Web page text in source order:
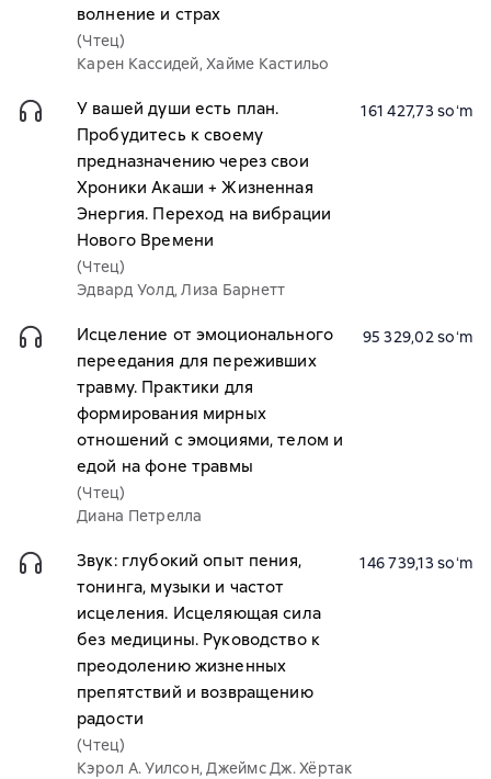
волнение и страх
(Чтец)
Карен Кассидей, Хайме Кастильо
У вашей души есть план.
Пробудитесь к своему
предназначению через свои
Хроники Акаши + Жизненная
Энергия. Переход на вибрации
Нового Времени
(Чтец)
Эдвард Уолд, Лиза Барнетт
161 427,73 soʻm
Исцеление от эмоционального
переедания для переживших
травму. Практики для
формирования мирных
отношений с эмоциями, телом и
едой на фоне травмы
(Чтец)
Диана Петрелла
95 329,02 soʻm
Звук: глубокий опыт пения,
тонинга, музыки и частот
исцеления. Исцеляющая сила
без медицины. Руководство к
преодолению жизненных
препятствий и возвращению
радости
(Чтец)
Кэрол А. Уилсон, Джеймс Дж. Хёртак
146 739,13 soʻm